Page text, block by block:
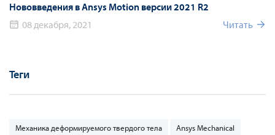
Нововведения в Ansys Motion версии 2021 R2
08 декабря, 2021
Читать
Теги
Механика деформируемого твердого тела Ansys Mechanical